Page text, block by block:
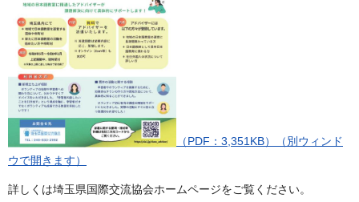
（PDF：3,351KB）（別ウィンド
ウで開きます）
詳しくは埼玉県国際交流協会ホームページをご覧ください。